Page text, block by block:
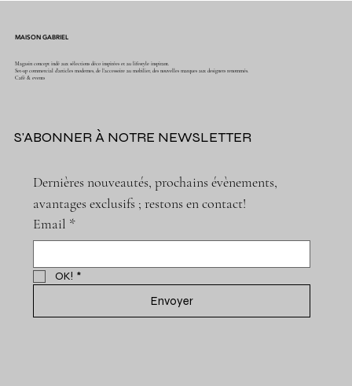
MAISON GABRIEL
Magasin concept indé aux sélections déco inspirées et au lifestyle inspirant.
Set-up commercial d'articles modernes, de l'accessoire au mobilier, des nouvelles marques aux designers renommés.
Café & events
S'ABONNER À NOTRE NEWSLETTER
Dernières nouveautés, prochains évènements,
avantages exclusifs ; restons en contact!
Email *
OK! *
Envoyer